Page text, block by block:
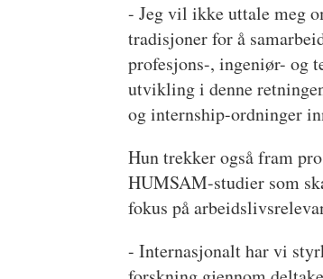
- Jeg vil ikke uttale meg
tradisjoner for å
profesjons-, ingeniør- og
utvikling i denne
og internship-ordninger
Hun trekker også fram
HUMSAM-studier som
fokus på
- Internasjonalt har vi